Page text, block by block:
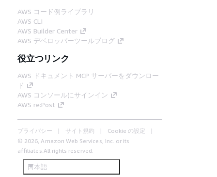
AWS コード例ライブラリ
AWS CLI
AWS Builder Center
AWS デベロッパーツールブログ
役立つリンク
AWS ドキュメント MCP サーバーをダウンロー
ド
AWS コンソールにサインイン
AWS re:Post
プライバシー サイト規約
Cookie の設定
© 2026, Amazon Web Services, Inc. or its
affiliates.All rights reserved.
日本語